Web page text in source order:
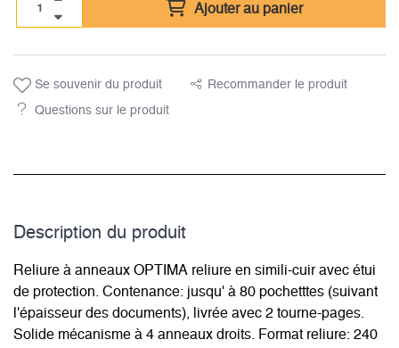
Ajouter au panier
Se souvenir du produit Recommander le produit
Questions sur le produit
Description du­ produit
Reliure à anneaux OPTIMA reliure en simili-cuir avec étui
de protection. Contenance: jusqu' à 80 pochetttes (suivant
l'épaisseur des documents), livrée avec 2 tourne-pages.
Solide mécanisme à 4 anneaux droits. Format reliure: 240